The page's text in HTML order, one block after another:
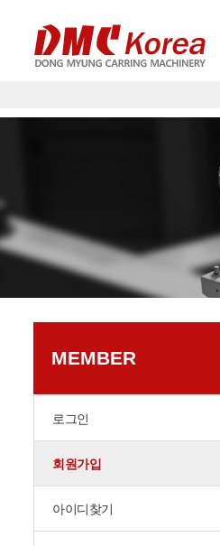
MEMBER
로그인
회원가입
아이디찾기